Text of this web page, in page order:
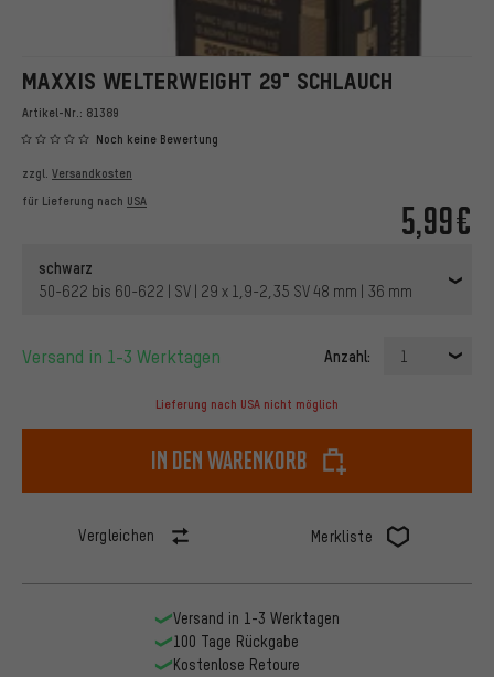
MAXXIS WELTERWEIGHT 29" SCHLAUCH
Artikel-Nr.: 81389
Noch keine Bewertung
5,99€
zzgl. Versandkosten
für Lieferung nach USA
schwarz
50-622 bis 60-622 | SV | 29 x 1,9-2,35 SV 48 mm | 36 mm
Versand in 1-3 Werktagen Anzahl: 1
Lieferung nach USA nicht möglich
In den Warenkorb
Vergleichen Merkliste
Versand in 1-3 Werktagen
100 Tage Rückgabe
Kostenlose Retoure